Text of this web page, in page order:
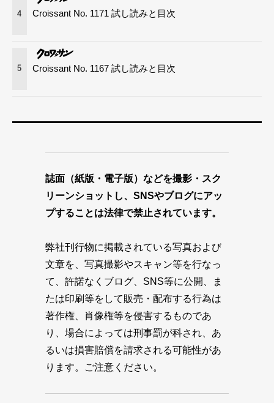
4 Croissant No. 1171 試し読みと目次
5 Croissant No. 1167 試し読みと目次
誌面（紙版・電子版）などを撮影・スク
リーンショットし、SNSやブログにアッ
プすることは法律で禁止されています。
弊社刊行物に掲載されている写真および
文章を、写真撮影やスキャン等を行なっ
て、許諾なくブログ、SNS等に公開、ま
たは印刷等をして販売・配布する行為は
著作権、肖像権等を侵害するものであ
り、場合によっては刑事罰が科され、あ
るいは損害賠償を請求される可能性があ
ります。ご注意ください。